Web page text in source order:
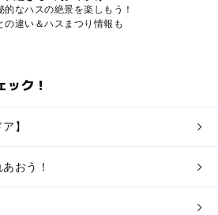
的なハスの絶景を楽しもう！
の違い＆ハスまつり情報も
ック！
】
おう！